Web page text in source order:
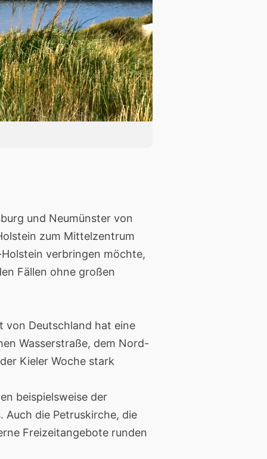
und Neumünster von
zum Mittelzentrum
verbringen möchte,
Fällen ohne großen
von Deutschland hat eine
Wasserstraße, dem Nord-
Kieler Woche stark
beispielsweise der
Auch die Petruskirche, die
Freizeitangebote runden